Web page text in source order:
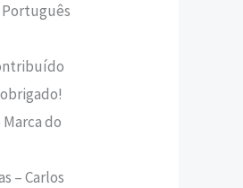
Português
do
– Carlos